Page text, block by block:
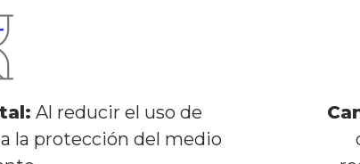
Al reducir el uso de
la protección del medio